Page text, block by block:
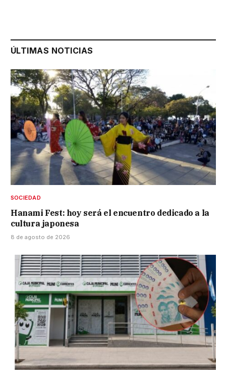
ÚLTIMAS NOTICIAS
SOCIEDAD
Hanami Fest: hoy será el encuentro dedicado a la
cultura japonesa
8 de agosto de 2026